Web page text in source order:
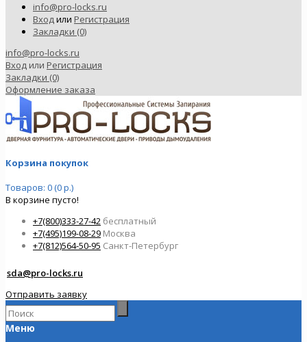
info@pro-locks.ru
Входили Регистрация
Закладки (0)
info@pro-locks.ru
Вход или Регистрация
Закладки (0)
Оформление заказа
Корзина покупок
Товаров: 0 (0 р.)
В корзине пусто!
+7(800)333-27-42 бесплатный
+7(495)199-08-29 Москва
+7(812)564-50-95 Санкт-Петербург
sda@pro-locks.ru
Отправить заявку
Меню